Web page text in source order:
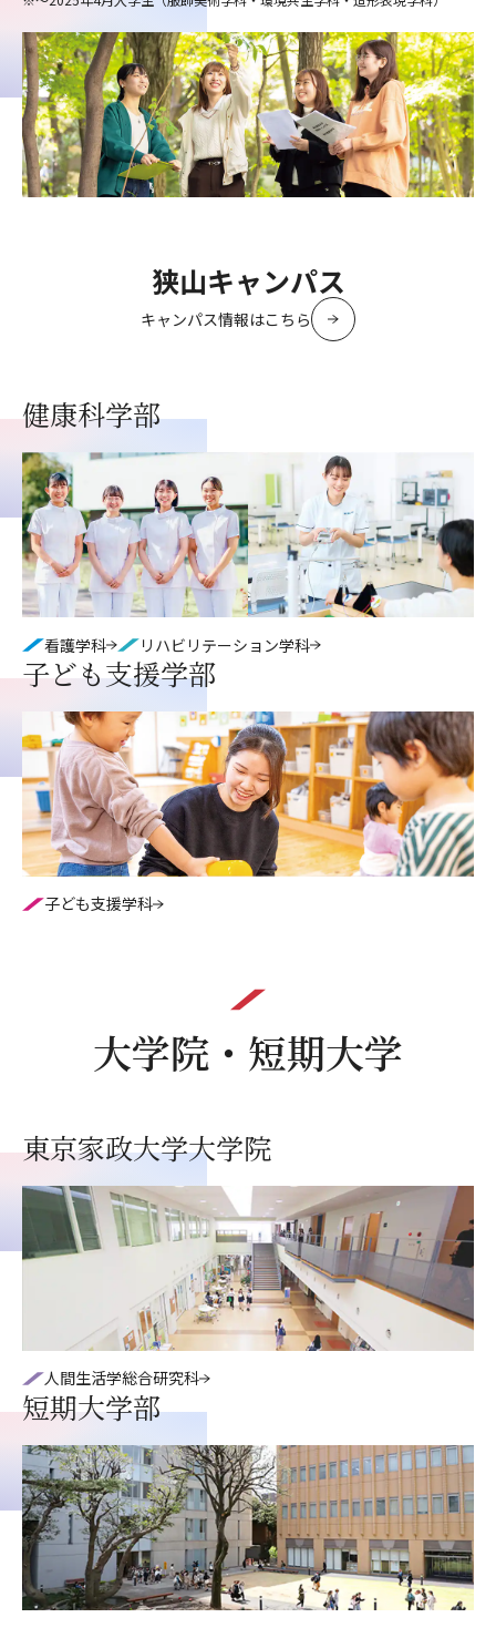
狭山キャンパス
キャンパス情報はこちら
健康科学部
看護学科 リハビリテーション学科
子ども支援学部
子ども支援学科
大学院・短期大学
東京家政大学大学院
人間生活学総合研究科
短期大学部